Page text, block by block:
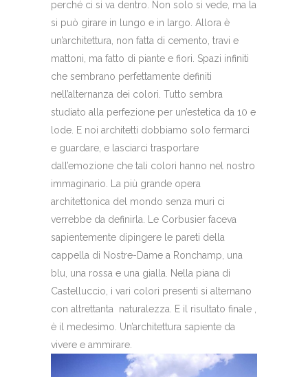
perché ci si va dentro. Non solo si vede, ma la
si può girare in lungo e in largo. Allora è
un’architettura, non fatta di cemento, travi e
mattoni, ma fatto di piante e fiori. Spazi infiniti
che sembrano perfettamente definiti
nell’alternanza dei colori. Tutto sembra
studiato alla perfezione per un’estetica da 10 e
lode. E noi architetti dobbiamo solo fermarci
e guardare, e lasciarci trasportare
dall’emozione che tali colori hanno nel nostro
immaginario. La più grande opera
architettonica del mondo senza muri ci
verrebbe da definirla. Le Corbusier faceva
sapientemente dipingere le pareti della
cappella di Nostre-Dame a Ronchamp, una
blu, una rossa e una gialla. Nella piana di
Castelluccio, i vari colori presenti si alternano
con altrettanta naturalezza. E il risultato finale ,
è il medesimo. Un’architettura sapiente da
vivere e ammirare.